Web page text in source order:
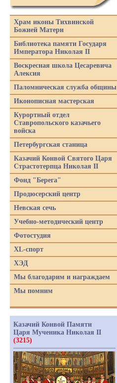
Храм иконы Тихвинской
Божией Матери
Библиотека памяти Государя
Императора Николая II
Воскресная школа Цесаревича
Алексия
Паломническая служба общины
Иконописная мастерская
Курортный отдел
Ставропольского казачьего
войска
Петербургская станица
Казачий Конвой Святого Царя
Страстотерпца Николая II
Фонд "Берега"
Продюсерский центр
Невская сечь
Учебно-методический центр
Фотостудия
XL-спорт
ХЭД
Мы благодарим и награждаем
Мы помним
Казачий Конвой Памяти
Царя Мученика Николая II
(3215)